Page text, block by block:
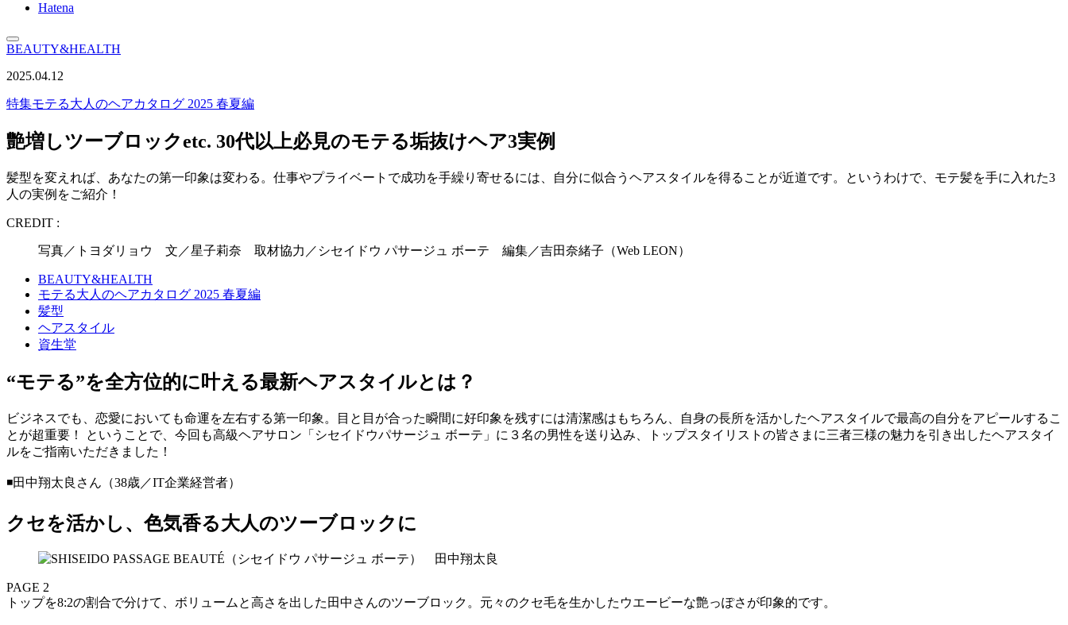
Hatena
BEAUTY&HEALTH
2025.04.12
特集モテる大人のヘアカタログ 2025 春夏編
艶増しツーブロックetc. 30代以上必見のモテる垢抜けヘア3実例
髪型を変えれば、あなたの第一印象は変わる。仕事やプライベートで成功を手繰り寄せるには、自分に似合うヘアスタイルを得ることが近道です。というわけで、モテ髪を手に入れた3
人の実例をご紹介！
CREDIT :
写真／トヨダリョウ 文／星子莉奈 取材協力／シセイドウ パサージュ ボーテ 編集／吉田奈緒子（Web LEON）
BEAUTY&HEALTH
モテる大人のヘアカタログ 2025 春夏編
髪型
ヘアスタイル
資生堂
“モテる”を全方位的に叶える最新ヘアスタイルとは？
ビジネスでも、恋愛においても命運を左右する第一印象。目と目が合った瞬間に好印象を残すには清潔感はもちろん、自身の長所を活かしたヘアスタイルで最高の自分をアピールするこ
とが超重要！ ということで、今回も高級ヘアサロン「シセイドウパサージュ ボーテ」に３名の男性を送り込み、トップスタイリストの皆さまに三者三様の魅力を引き出したヘアスタイ
ルをご指南いただきました！
◾️田中翔太良さん（38歳／IT企業経営者）
クセを活かし、色気香る大人のツーブロックに
PAGE 2
トップを8:2の割合で分けて、ボリュームと高さを出した田中さんのツーブロック。元々のクセ毛を生かしたウエービーな艶っぽさが印象的です。